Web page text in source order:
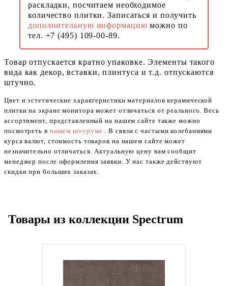
раскладки, посчитаем необходимое
количество плитки. Записаться и получить
дополнительную информациюможно по
тел. +7 (495) 109-00-89.
Товар отпускается кратно упаковке. Элементы такого
вида как декор, вставки, плинтуса и т.д. отпускаются
штучно.
Цвет и эстетические характеристики материалов керамической
плитки на экране монитора может отличаться от реального. Весь
ассортимент, представленный на нашем сайте также можно
посмотреть в нашем шоуруме . В связи с частыми колебаниями
курса валют, стоимость товаров на нашем сайте может
незначительно отличаться. Актуальную цену вам сообщит
менеджер после оформления заявки. У нас также действуют
скидки при больших заказах.
Товары из коллекции Spectrum